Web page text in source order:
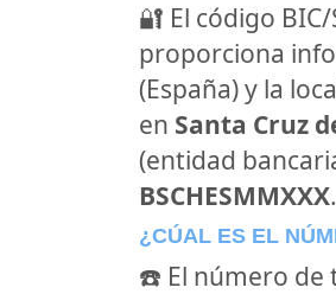
🔐 El código
proporciona
(España) y la
en Santa Cruz
(entidad
BSCHESMMXXX.
¿CÚAL ES EL
☎️ El número de